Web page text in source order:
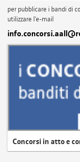
per pubblicare i bandi di
utilizzare l'e-mail
Concorsi in atto e